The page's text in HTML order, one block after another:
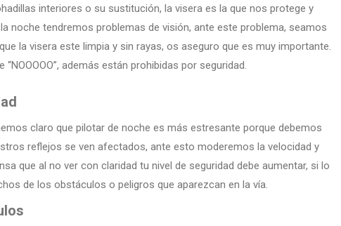
interiores o su sustitución, la visera es la que nos protege y
noche tendremos problemas de visión, ante este problema, seamos
la visera este limpia y sin rayas, os aseguro que es muy importante.
además están prohibidas por seguridad.
claro que pilotar de noche es más estresante porque debemos
reflejos se ven afectados, ante esto moderemos la velocidad y
que al no ver con claridad tu nivel de seguridad debe aumentar, si lo
de los obstáculos o peligros que aparezcan en la vía.